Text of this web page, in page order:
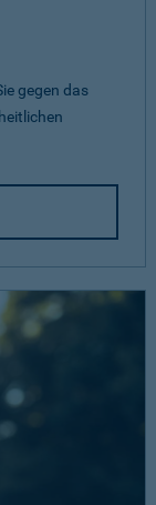
gegen das